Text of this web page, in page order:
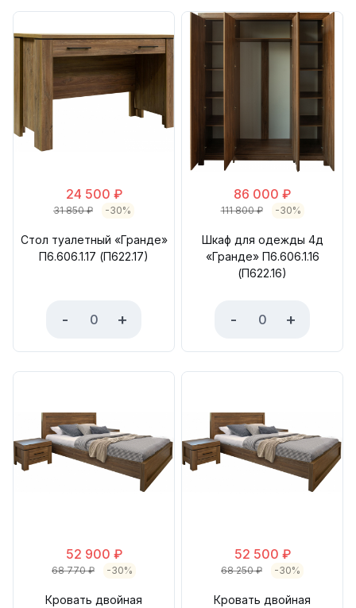
24 500 ₽
31 850₽ -30%
Стол туалетный «Гранде»
П6.606.1.17 (П622.17)
- +
86 000 ₽
111 800₽ -30%
Шкаф для одежды 4д
«Гранде» П6.606.1.16
(П622.16)
- +
52 900 ₽
68 770₽ -30%
Кровать двойная
52 500 ₽
68 250₽ -30%
Кровать двойная